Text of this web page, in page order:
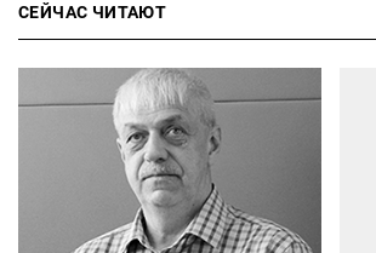
СЕЙЧАС ЧИТАЮТ